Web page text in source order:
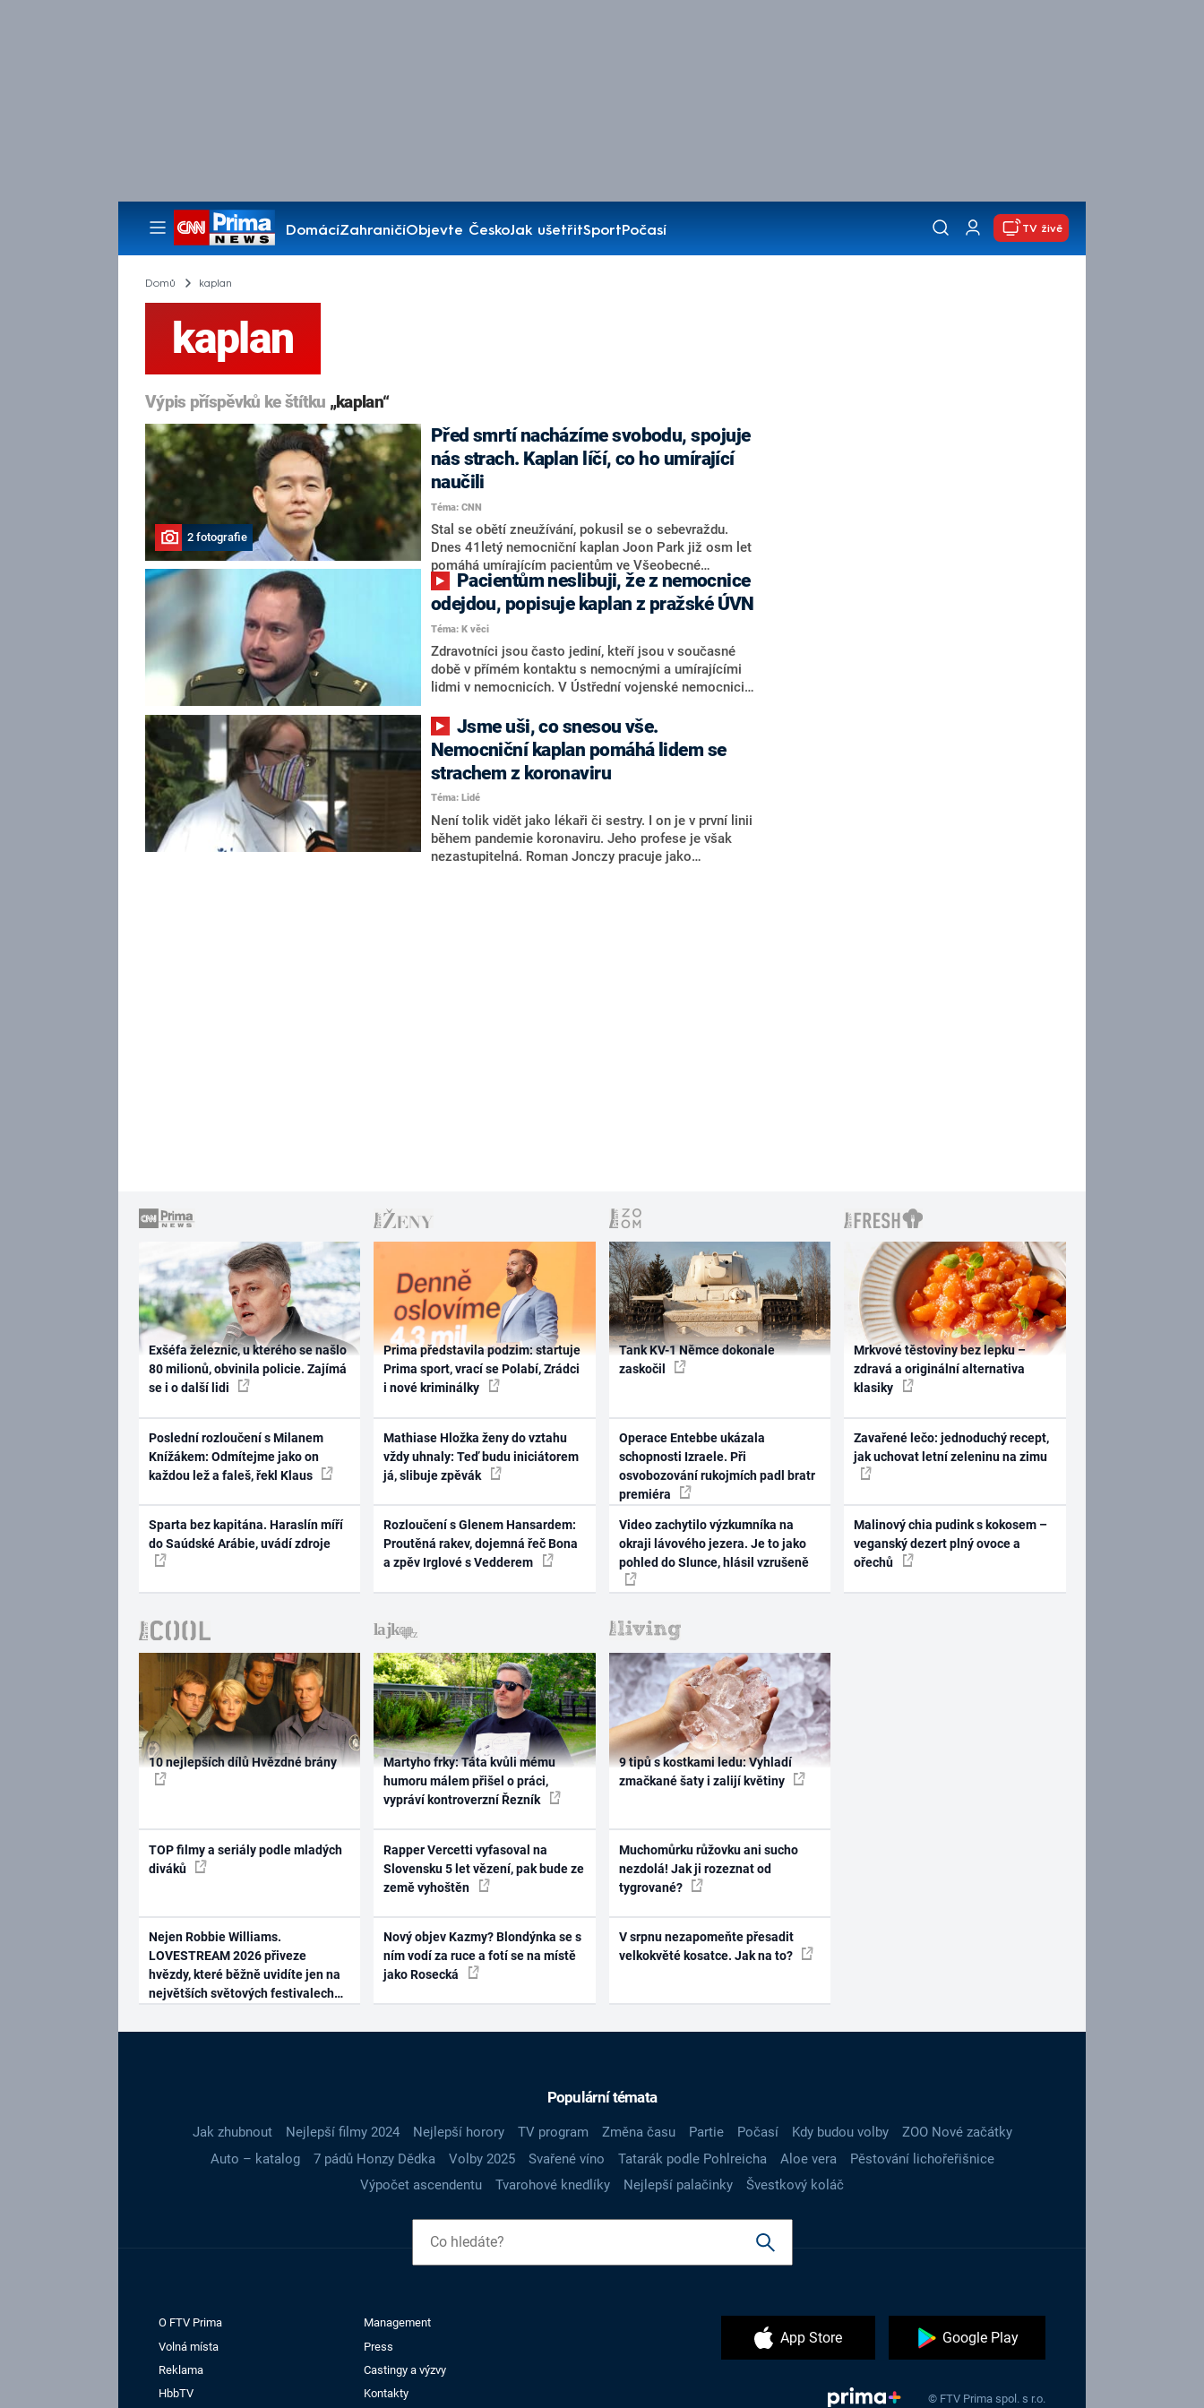
DomácíZahraničíObjevte ČeskoJak ušetřitSportPočasí
Pořady
TV živě
Domů kaplan
kaplan
Výpis příspěvků ke štítku „kaplan“
2 fotografie
Před smrtí nacházíme svobodu, spojuje
nás strach. Kaplan líčí, co ho umírající
naučili
Téma: CNN
Stal se obětí zneužívání, pokusil se o sebevraždu.
Dnes 41letý nemocniční kaplan Joon Park již osm let
pomáhá umírajícím pacientům ve Všeobecné
nemocnici v Tampě. Práce mu prý vyhovuje, zejména z
toho důvodu, že sám rozumí zoufalství. V rozhovoru
pro CNN se svěřil s tím, co ho profese kaplana
naučila. Prozradil, že těsně před smrtí jsou lidé
konečně volní, objevuje se lítost a jedno pojítko –
strach.
odejdou, popisuje kaplan z pražské ÚVN
Téma: K věci
Zdravotníci jsou často jediní, kteří jsou v současné
době v přímém kontaktu s nemocnými a umírajícími
lidmi v nemocnicích. V Ústřední vojenské nemocnici
Tomáš Mlýnek. V pořadu K věci uvedl, že v době
pandemie jsou jeho duchovní služby vyhledávány více.
Navíc je přes ochranné pomůcky velmi náročné s
pacientem navázat kontakt.
Nemocniční kaplan pomáhá lidem se
strachem z koronaviru
Téma: Lidé
Není tolik vidět jako lékaři či sestry. I on je v první linii
během pandemie koronaviru. Jeho profese je však
nezastupitelná. Roman Jonczy pracuje jako
Exšéfa železnic, u kterého se našlo
80 milionů, obvinila policie. Zajímá
se i o další lidi
Poslední rozloučení s Milanem
Knížákem: Odmítejme jako on
každou lež a faleš, řekl Klaus
Sparta bez kapitána. Haraslín míří
do Saúdské Arábie, uvádí zdroje
Prima představila podzim: startuje
Prima sport, vrací se Polabí, Zrádci
i nové kriminálky
Mathiase Hložka ženy do vztahu
vždy uhnaly: Teď budu iniciátorem
já, slibuje zpěvák
Rozloučení s Glenem Hansardem:
Proutěná rakev, dojemná řeč Bona
a zpěv Irglové s Vedderem
Tank KV-1 Němce dokonale
zaskočil
Operace Entebbe ukázala
schopnosti Izraele. Při
osvobozování rukojmích padl bratr
premiéra
Video zachytilo výzkumníka na
okraji lávového jezera. Je to jako
pohled do Slunce, hlásil vzrušeně
Mrkvové těstoviny bez lepku –
zdravá a originální alternativa
klasiky
Zavařené lečo: jednoduchý recept,
jak uchovat letní zeleninu na zimu
Malinový chia pudink s kokosem –
veganský dezert plný ovoce a
ořechů
10 nejlepších dílů Hvězdné brány
TOP filmy a seriály podle mladých
diváků
Nejen Robbie Williams.
LOVESTREAM 2026 přiveze
hvězdy, které běžně uvidíte jen na
největších světových festivalech
Martyho frky: Táta kvůli mému
humoru málem přišel o práci,
vypráví kontroverzní Řezník
Rapper Vercetti vyfasoval na
Slovensku 5 let vězení, pak bude ze
země vyhoštěn
Nový objev Kazmy? Blondýnka se s
ním vodí za ruce a fotí se na místě
jako Rosecká
9 tipů s kostkami ledu: Vyhladí
zmačkané šaty i zalijí květiny
Muchomůrku růžovku ani sucho
nezdolá! Jak ji rozeznat od
tygrované?
V srpnu nezapomeňte přesadit
velkokvěté kosatce. Jak na to?
Populární témata
Jak zhubnout Nejlepší filmy 2024 Nejlepší horory TV program Změna času Partie Počasí Kdy budou volby
ZOO Nové začátky
Auto – katalog
7 pádů Honzy Dědka Volby 2025 Svařené víno Tatarák podle Pohlreicha Aloe vera
Pěstování lichořeřišnice
Výpočet ascendentu
Tvarohové knedlíky Nejlepší palačinky Švestkový koláč
O FTV Prima
Management
Volná místa
Press
Reklama
Castingy a výzvy
HbbTV
Kontakty
App Store Google Play
© FTV Prima spol. s r.o.